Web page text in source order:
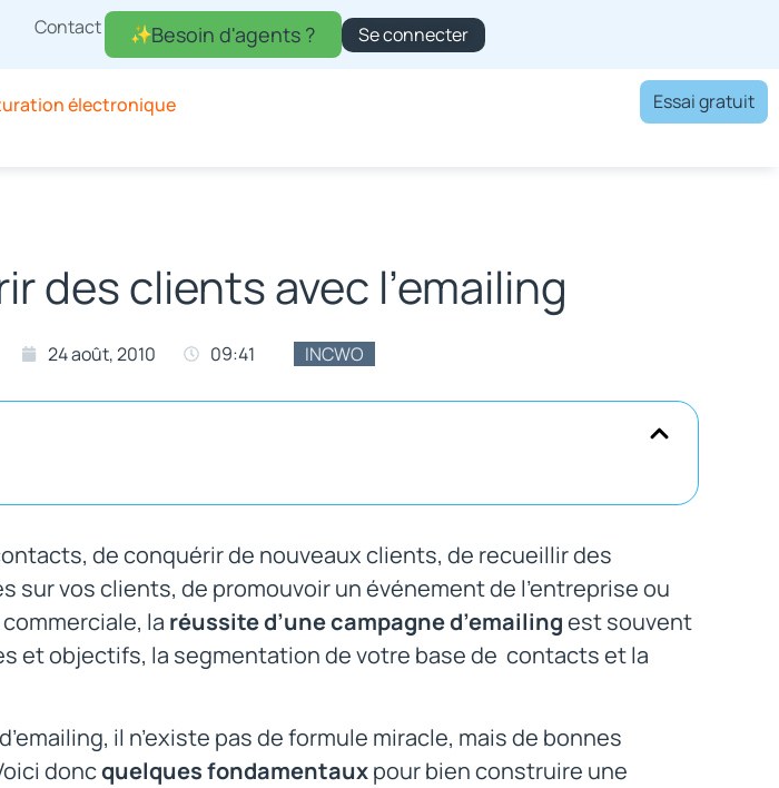
Contact Se connecter
Besoin d'agents ?
électronique Essai gratuit
des clients avec l’emailing
24 août, 2010 09:41 INCWO
de conquérir de nouveaux clients, de recueillir des
sur vos clients, de promouvoir un événement de l’entreprise ou
la réussite d’une campagne d’emailingest souvent
et objectifs, la segmentation de votre base de contacts et la
il n’existe pas de formule miracle, mais de bonnes
doncquelques fondamentauxpour bien construire une